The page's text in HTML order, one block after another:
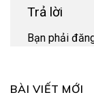
BÀI VIẾT MỚI
Trả lời
Bạn phải